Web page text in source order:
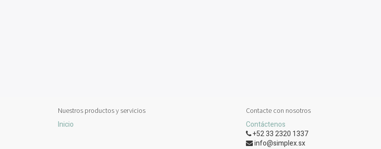
Nuestros productos y servicios
Inicio
Contacte con nosotros
Contáctenos
+52 33 2320 1337
info@simplex.sx